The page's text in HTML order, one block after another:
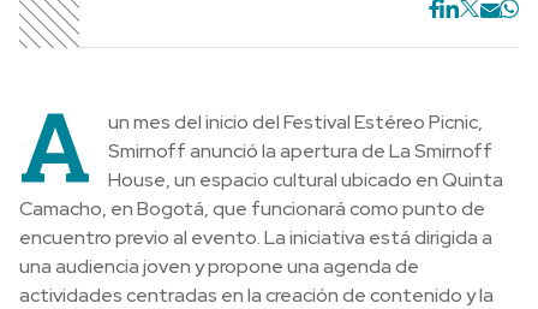
A
un mes del inicio del Festival Estéreo Picnic,
Smirnoff anunció la apertura de La Smirnoff
House, un espacio cultural ubicado en Quinta
Camacho, en Bogotá, que funcionará como punto de
encuentro previo al evento. La iniciativa está dirigida a
una audiencia joven y propone una agenda de
actividades centradas en la creación de contenido y la